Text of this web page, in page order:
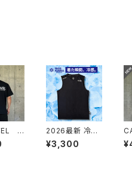
バ
ロゴ
ブラ
2026最新 冷感
2WAYノースリ
ーブシャツ ブ
¥3,300
ク